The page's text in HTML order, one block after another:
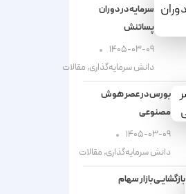
سرمایه در دوران
پساتنش
۱۴۰۵-۰۳-۰۹
دانش سرمایه‌گذاری, مقالات
بورس در عصر هوش
مصنوعی
۱۴۰۵-۰۳-۰۹
دانش سرمایه‌گذاری, مقالات
بازگشایـی بازار سهام